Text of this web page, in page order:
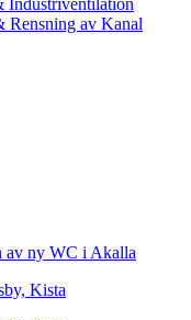
Rensning av Kanal
av ny WC i Akalla
Kista